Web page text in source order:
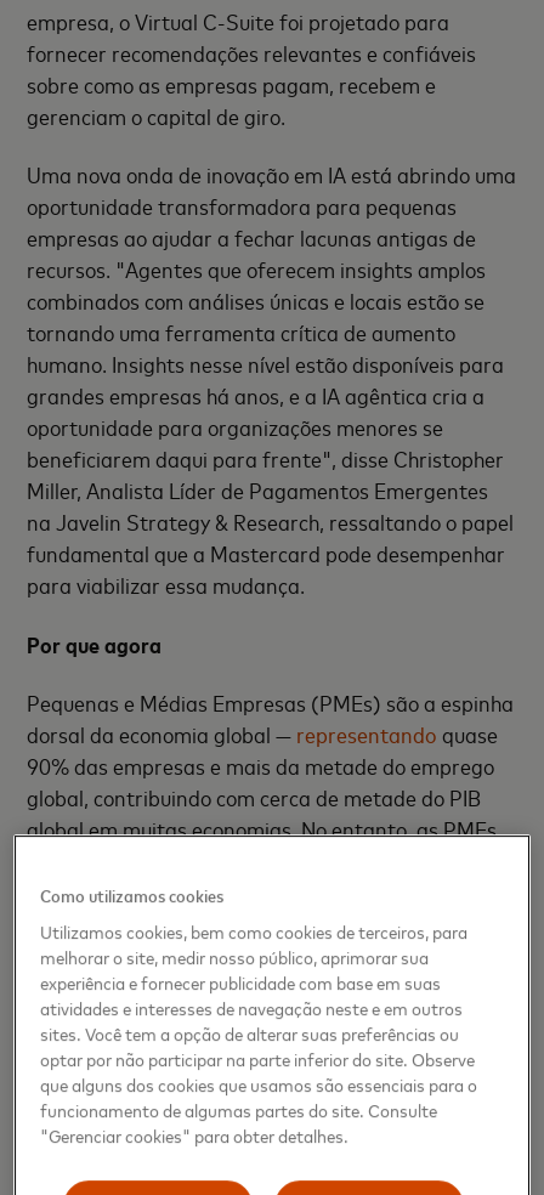
empresa, o Virtual C-Suite foi projetado para
fornecer recomendações relevantes e confiáveis
sobre como as empresas pagam, recebem e
gerenciam o capital de giro.
Uma nova onda de inovação em IA está abrindo uma
oportunidade transformadora para pequenas
empresas ao ajudar a fechar lacunas antigas de
recursos. "Agentes que oferecem insights amplos
combinados com análises únicas e locais estão se
tornando uma ferramenta crítica de aumento
humano. Insights nesse nível estão disponíveis para
grandes empresas há anos, e a IA agêntica cria a
oportunidade para organizações menores se
beneficiarem daqui para frente", disse Christopher
Miller, Analista Líder de Pagamentos Emergentes
na Javelin Strategy & Research, ressaltando o papel
fundamental que a Mastercard pode desempenhar
para viabilizar essa mudança.
Por que agora
Pequenas e Médias Empresas (PMEs) são a espinha
dorsal da economia global — representando quase
90% das empresas e mais da metade do emprego
global, contribuindo com cerca de metade do PIB
global em muitas economias. No entanto, as PMEs
operacional crescente, muitas vezes dependendo de
equipes enxutas ou carecendo de especialistas
dedicados para gerenciar as várias funções de
administrar um negócio.
"Pequenas empresas são os pilares das
comunidades, mas é fácil para os proprietários
perderem de vista as paixões que os inspiraram
quando elas estão enterradas em planilhas e
Como utilizamos cookies
Utilizamos cookies, bem como cookies de terceiros, para
melhorar o site, medir nosso público, aprimorar sua
experiência e fornecer publicidade com base em suas
atividades e interesses de navegação neste e em outros
sites. Você tem a opção de alterar suas preferências ou
optar por não participar na parte inferior do site. Observe
que alguns dos cookies que usamos são essenciais para o
funcionamento de algumas partes do site. Consulte
"Gerenciar cookies" para obter detalhes.